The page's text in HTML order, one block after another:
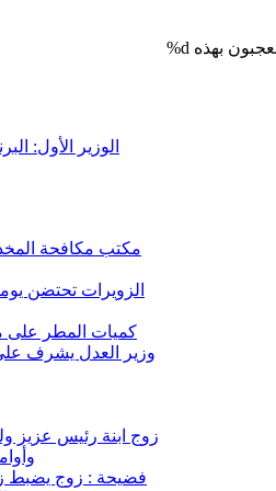
الوزير الأول:
مكتب مكافحة
الزويرات تحتضن
كميات المطر على
وزير العدل يشرف
فضيحة : زوج يضبط
%d